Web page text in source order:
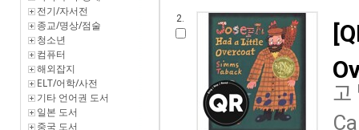
전기/자서전
종교/명상/점술
청소년
컴퓨터
해외잡지
ELT/어학/사전
기타 언어권 도서
일본 도서
중국 도서
2.
고